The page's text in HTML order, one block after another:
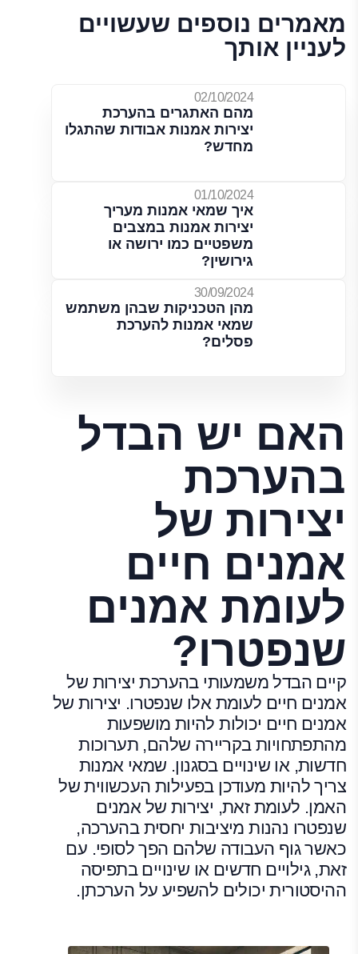
מאמרים נוספים שעשויים
לעניין אותך
02/10/2024
מהם האתגרים בהערכת
יצירות אמנות אבודות שהתגלו
מחדש?
01/10/2024
איך שמאי אמנות מעריך
יצירות אמנות במצבים
משפטיים כמו ירושה או
גירושין?
30/09/2024
מהן הטכניקות שבהן משתמש
שמאי אמנות להערכת
פסלים?
האם יש הבדל
בהערכת
יצירות של
אמנים חיים
לעומת אמנים
שנפטרו?
קיים הבדל משמעותי בהערכת יצירות של
אמנים חיים לעומת אלו שנפטרו. יצירות של
אמנים חיים יכולות להיות מושפעות
מהתפתחויות בקריירה שלהם, תערוכות
חדשות, או שינויים בסגנון. שמאי אמנות
צריך להיות מעודכן בפעילות העכשווית של
האמן. לעומת זאת, יצירות של אמנים
שנפטרו נהנות מיציבות יחסית בהערכה,
כאשר גוף העבודה שלהם הפך לסופי. עם
זאת, גילויים חדשים או שינויים בתפיסה
ההיסטורית יכולים להשפיע על הערכתן.